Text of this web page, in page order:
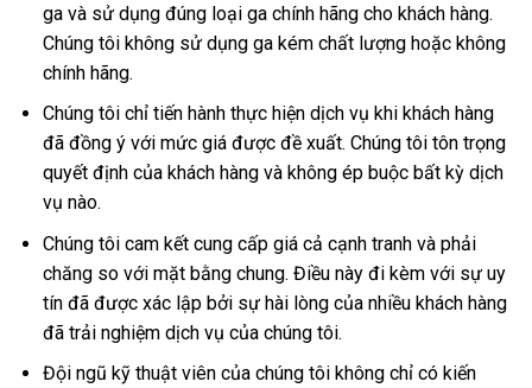
ga và sử dụng đúng loại ga chính hãng cho khách hàng.
Chúng tôi không sử dụng ga kém chất lượng hoặc không
chính hãng.
Chúng tôi chỉ tiến hành thực hiện dịch vụ khi khách hàng
đã đồng ý với mức giá được đề xuất. Chúng tôi tôn trọng
quyết định của khách hàng và không ép buộc bất kỳ dịch
vụ nào.
Chúng tôi cam kết cung cấp giá cả cạnh tranh và phải
chăng so với mặt bằng chung. Điều này đi kèm với sự uy
tín đã được xác lập bởi sự hài lòng của nhiều khách hàng
đã trải nghiệm dịch vụ của chúng tôi.
Đội ngũ kỹ thuật viên của chúng tôi không chỉ có kiến